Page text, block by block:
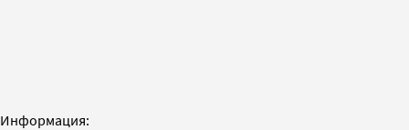
Информация: